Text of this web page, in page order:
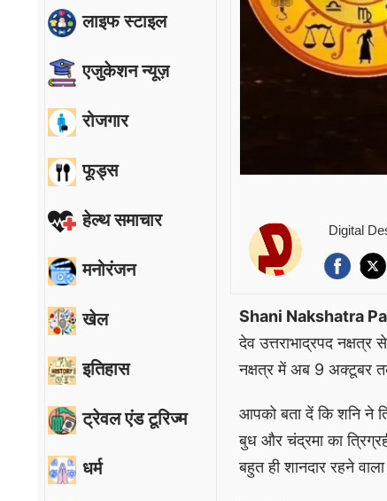
लाइफ स्टाइल
एजुकेशन न्यूज़
रोजगार
फूड्स
हेल्थ समाचार
मनोरंजन
खेल
इतिहास
ट्रेवल एंड टूरिज्म
धर्म
Digital
Shani Nakshatra
देव उत्तराभाद्रपद
नक्षत्र में अब 9 अक्टूबर
आपको बता दें कि शनि ने
बुध और चंद्रमा का
बहुत ही शानदार रहने